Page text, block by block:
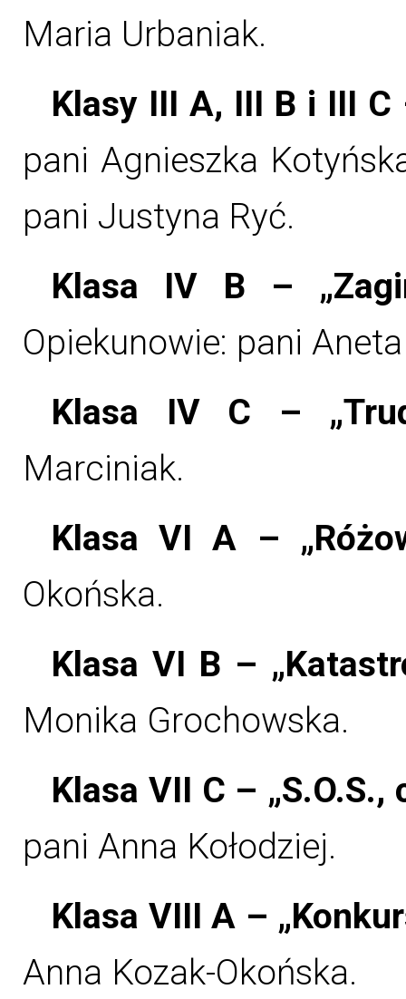
Maria Urbaniak.
Klasy III A, III B i III
pani Agnieszka
pani Justyna Ryć.
Klasa IV B –
Opiekunowie: pani
Klasa IV C –
Marciniak.
Klasa VI A –
Okońska.
Klasa VI B –
Monika Grochowska.
Klasa VII C –
pani Anna Kołodziej.
Klasa VIII A –
Anna Kozak-Okońska.